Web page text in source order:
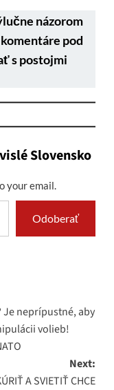
názorom
pod
s postojmi
Slovensko
your email.
Odoberať
Je neprípustné, aby
volieb!
Next:
A SVIETIŤ CHCE